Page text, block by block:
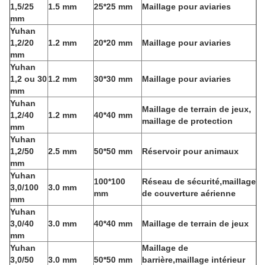
1,5/25
mm
1.5 mm 25*25 mm Maillage pour aviaries
Yuhan
1,2/20
mm
1.2 mm 20*20 mm Maillage pour aviaries
Yuhan
1,2 ou 30
mm
1.2 mm 30*30 mm Maillage pour aviaries
Yuhan
1,2/40
mm
1.2 mm 40*40 mm
Maillage de terrain de jeux,
maillage de protection
Yuhan
1,2/50
mm
2.5 mm 50*50 mm Réservoir pour animaux
Yuhan
3,0/100
mm
3.0 mm
100*100
mm
Réseau de sécurité,maillage
de couverture aérienne
Yuhan
3,0/40
mm
3.0 mm 40*40 mm Maillage de terrain de jeux
Yuhan
3,0/50
3.0 mm 50*50 mm
Maillage de
barrière,maillage intérieur